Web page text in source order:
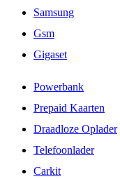
Samsung
Gsm
Gigaset
Powerbank
Prepaid Kaarten
Draadloze Oplader
Telefoonlader
Carkit